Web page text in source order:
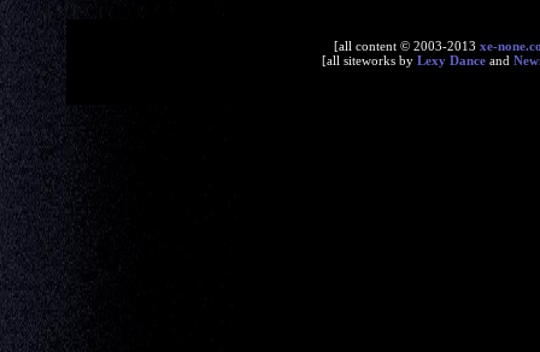
[all content © 2003-2013 xe-
[all siteworks by Lexy Dance and